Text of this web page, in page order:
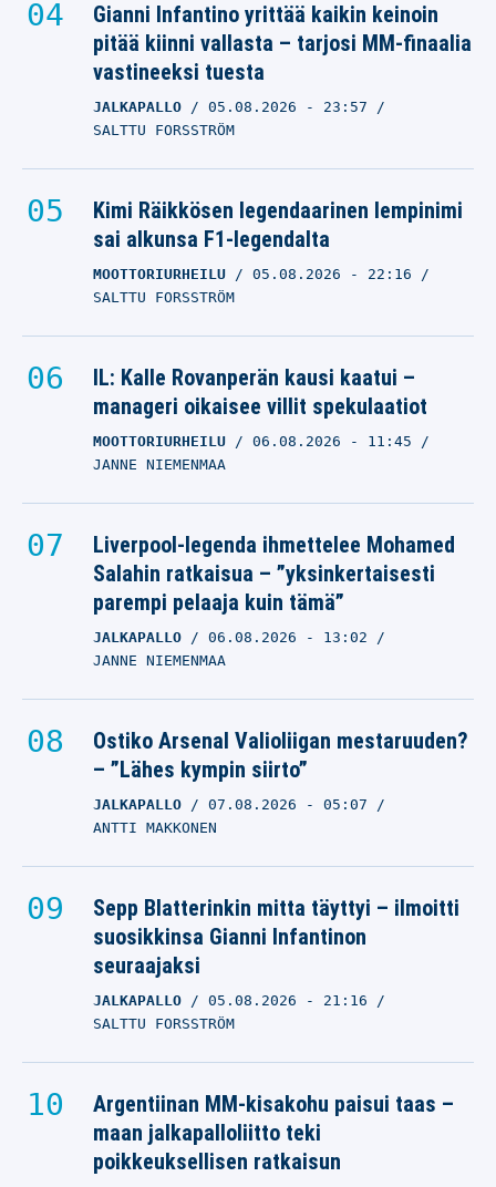
Gianni Infantino yrittää kaikin keinoin
pitää kiinni vallasta – tarjosi MM-finaalia
vastineeksi tuesta
JALKAPALLO 05.08.2026 - 23:57
SALTTU FORSSTRÖM
Kimi Räikkösen legendaarinen lempinimi
sai alkunsa F1-legendalta
MOOTTORIURHEILU 05.08.2026 - 22:16
SALTTU FORSSTRÖM
IL: Kalle Rovanperän kausi kaatui –
manageri oikaisee villit spekulaatiot
MOOTTORIURHEILU 06.08.2026 - 11:45
JANNE NIEMENMAA
Liverpool-legenda ihmettelee Mohamed
Salahin ratkaisua – ”yksinkertaisesti
parempi pelaaja kuin tämä”
JALKAPALLO 06.08.2026 - 13:02
JANNE NIEMENMAA
Ostiko Arsenal Valioliigan mestaruuden?
– ”Lähes kympin siirto”
JALKAPALLO 07.08.2026 - 05:07
ANTTI MAKKONEN
Sepp Blatterinkin mitta täyttyi – ilmoitti
suosikkinsa Gianni Infantinon
seuraajaksi
JALKAPALLO 05.08.2026 - 21:16
SALTTU FORSSTRÖM
Argentiinan MM-kisakohu paisui taas –
maan jalkapalloliitto teki
poikkeuksellisen ratkaisun